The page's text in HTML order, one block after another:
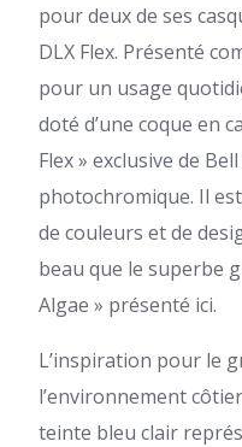
pour deux de ses
DLX Flex. Présenté
pour un usage
doté d’une coque en
Flex » exclusive de
photochromique. Il
de couleurs et de
beau que le superbe
Algae » présenté ici.
L’inspiration pour le
l’environnement
teinte bleu clair